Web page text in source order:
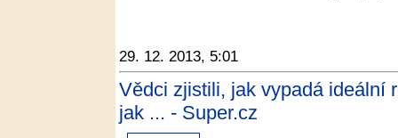
29. 12. 2013, 5:01
Vědci zjistili, jak vypadá ideální
jak ... - Super.cz